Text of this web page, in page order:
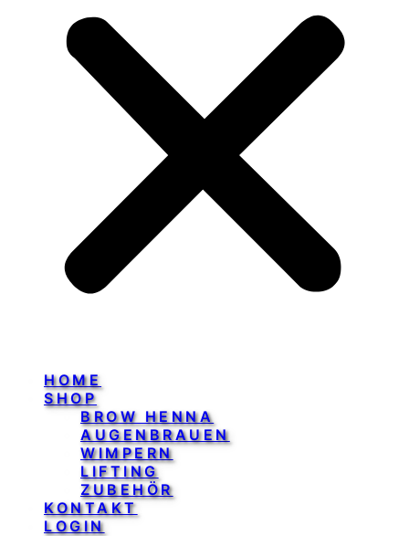
HOME
SHOP
BROW HENNA
AUGENBRAUEN
WIMPERN
LIFTING
ZUBEHÖR
KONTAKT
LOGIN